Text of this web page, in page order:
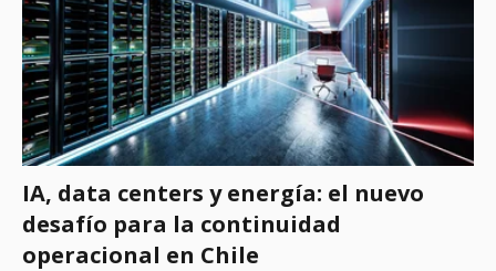
IA, data centers y energía: el nuevo
desafío para la continuidad
operacional en Chile